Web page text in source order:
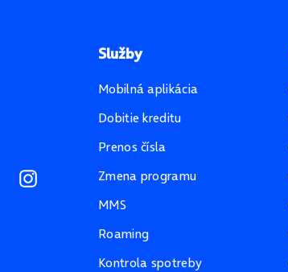
Služby
Mobilná aplikácia
Dobitie kreditu
Prenos čísla
Zmena programu
MMS
Roaming
Kontrola spotreby